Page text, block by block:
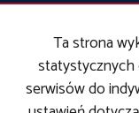
Domyna
Działkina
Lokalena
Halena
Ta strona
statystycznych
serwisów do